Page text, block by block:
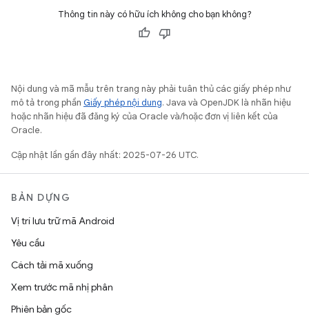
Thông tin này có hữu ích không cho bạn không?
Nội dung và mã mẫu trên trang này phải tuân thủ các giấy phép như
mô tả trong phần Giấy phép nội dung. Java và OpenJDK là nhãn hiệu
hoặc nhãn hiệu đã đăng ký của Oracle và/hoặc đơn vị liên kết của
Oracle.
Cập nhật lần gần đây nhất: 2025-07-26 UTC.
BẢN DỰNG
Vị trí lưu trữ mã Android
Yêu cầu
Cách tải mã xuống
Xem trước mã nhị phân
Phiên bản gốc